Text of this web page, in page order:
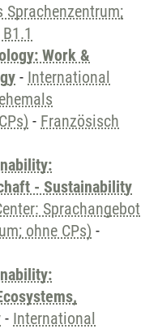
Sprachenzentrum;
Work &
- International
- Französisch
- Sustainability
Sprachangebot
ohne CPs) -
- International